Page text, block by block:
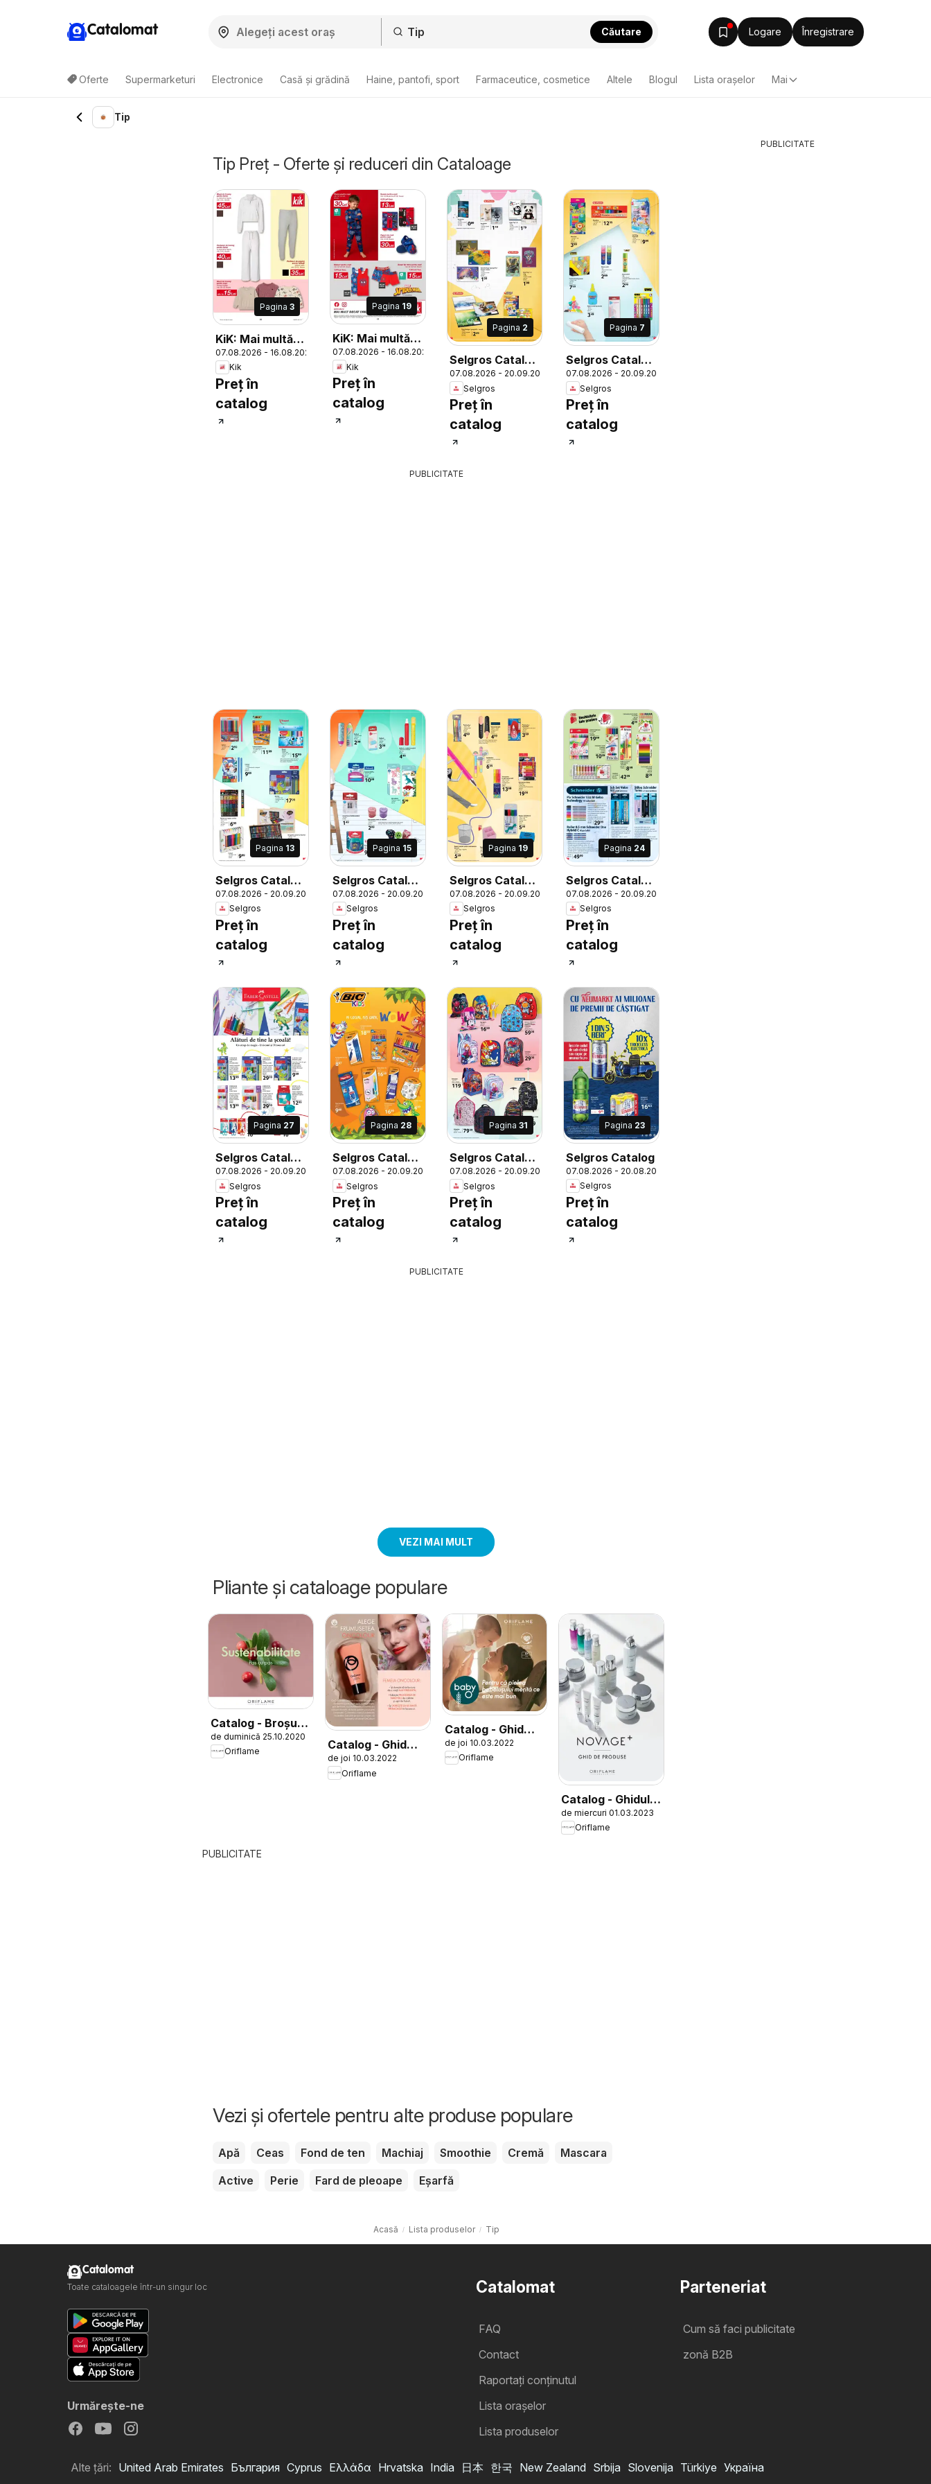
Catalomat Căutare Logare Înregistrare
Oferte Supermarketuri Electronice Casă și grădină Haine, pantofi, sport Farmaceutice, cosmetice Altele Blogul Lista oraşelor Mai
Tip
Tip Preț - Oferte și reduceri din Cataloage
Pagina 3
KiK: Mai multă
distracție la
școală - 2026-
08-16
07.08.2026 - 16.08.2026
Kik
Preț în
catalog
Pagina 19
KiK: Mai multă
distracție la
școală - 2026-
08-16
07.08.2026 - 16.08.2026
Kik
Preț în
catalog
Pagina 2
Selgros Catalog
Şcoala
07.08.2026 - 20.09.2026
Selgros
Preț în
catalog
Pagina 7
Selgros Catalog
Şcoala
07.08.2026 - 20.09.2026
Selgros
Preț în
catalog
PUBLICITATE
Pagina 13
Selgros Catalog
Şcoala
07.08.2026 - 20.09.2026
Selgros
Preț în
catalog
Pagina 15
Selgros Catalog
Şcoala
07.08.2026 - 20.09.2026
Selgros
Preț în
catalog
Pagina 19
Selgros Catalog
Şcoala
07.08.2026 - 20.09.2026
Selgros
Preț în
catalog
Pagina 24
Selgros Catalog
Şcoala
07.08.2026 - 20.09.2026
Selgros
Preț în
catalog
Pagina 27
Selgros Catalog
Şcoala
07.08.2026 - 20.09.2026
Selgros
Preț în
catalog
Pagina 28
Selgros Catalog
Şcoala
07.08.2026 - 20.09.2026
Selgros
Preț în
catalog
Pagina31
Selgros Catalog
Şcoala
07.08.2026 - 20.09.2026
Selgros
Preț în
catalog
Pagina 23
Selgros Catalog
07.08.2026 - 20.08.2026
Selgros
Preț în
catalog
PUBLICITATE
VEZI MAI MULT
Pliante și cataloage populare
Catalog - Broșură
Sustenabilitate
de duminică 25.10.2020
Oriflame
Catalog - Ghid
Oncolour
de joi 10.03.2022
Oriflame
Catalog - Ghid
Baby O
de joi 10.03.2022
Oriflame
Catalog - Ghidul
NOVAGE+
de miercuri 01.03.2023
Oriflame
PUBLICITATE
Vezi și ofertele pentru alte produse populare
Apă Ceas Fond de ten Machiaj Smoothie Cremă
Mascara
Active
Perie Fard de pleoape Eșarfă
Acasă Lista produselor Tip
PUBLICITATE
Catalomat
FAQ
Contact
Raportați conținutul
Lista oraşelor
Lista produselor
Parteneriat
Cum să faci publicitate
zonă B2B
Catalomat
Toate cataloagele într-un singur loc
Urmăreşte-ne
Alte țări: United Arab Emirates България Cyprus Ελλάδα Hrvatska India 日本 한국 New Zealand Srbija Slovenija Türkiye Україна